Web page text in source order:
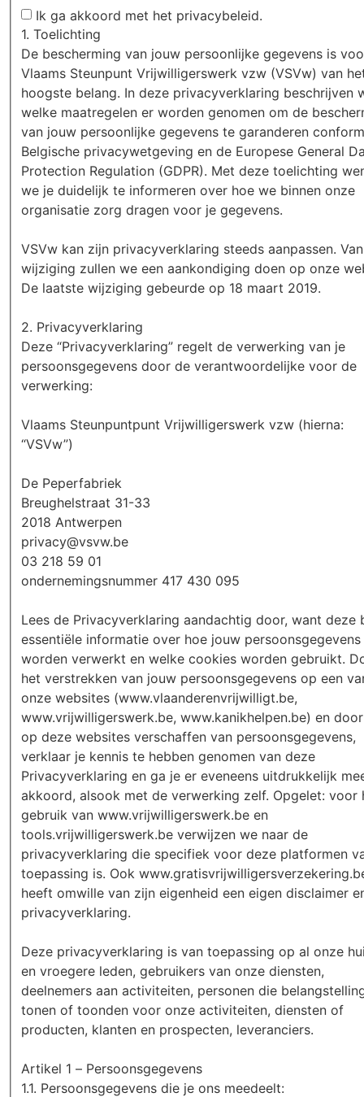
Ik ga akkoord met het privacybeleid.
1. Toelichting
De bescherming van jouw persoonlijke gegevens is
Vlaams Steunpunt Vrijwilligerswerk vzw (VSVw) van
hoogste belang. In deze privacyverklaring beschrijven
welke maatregelen er worden genomen om de
van jouw persoonlijke gegevens te garanderen
Belgische privacywetgeving en de Europese General
Protection Regulation (GDPR). Met deze toelichting
we je duidelijk te informeren over hoe we binnen onze
organisatie zorg dragen voor je gegevens.
VSVw kan zijn privacyverklaring steeds aanpassen.
wijziging zullen we een aankondiging doen op onze
De laatste wijziging gebeurde op 18 maart 2019.
2. Privacyverklaring
Deze “Privacyverklaring” regelt de verwerking van je
persoonsgegevens door de verantwoordelijke voor de
verwerking:
Vlaams Steunpuntpunt Vrijwilligerswerk vzw (hierna:
“VSVw”)
De Peperfabriek
Breughelstraat 31-33
2018 Antwerpen
privacy@vsvw.be
03 218 59 01
ondernemingsnummer 417 430 095
Lees de Privacyverklaring aandachtig door, want deze
essentiële informatie over hoe jouw persoonsgegevens
worden verwerkt en welke cookies worden gebruikt.
het verstrekken van jouw persoonsgegevens op een
onze websites (www.vlaanderenvrijwilligt.be,
www.vrijwilligerswerk.be, www.kanikhelpen.be) en
op deze websites verschaffen van persoonsgegevens,
verklaar je kennis te hebben genomen van deze
Privacyverklaring en ga je er eveneens uitdrukkelijk
akkoord, alsook met de verwerking zelf. Opgelet: voor
gebruik van www.vrijwilligerswerk.be en
tools.vrijwilligerswerk.be verwijzen we naar de
privacyverklaring die specifiek voor deze platformen
toepassing is. Ook
heeft omwille van zijn eigenheid een eigen disclaimer
privacyverklaring.
Deze privacyverklaring is van toepassing op al onze
en vroegere leden, gebruikers van onze diensten,
deelnemers aan activiteiten, personen die
tonen of toonden voor onze activiteiten, diensten of
producten, klanten en prospecten, leveranciers.
Artikel 1 – Persoonsgegevens
1.1. Persoonsgegevens die je ons meedeelt: